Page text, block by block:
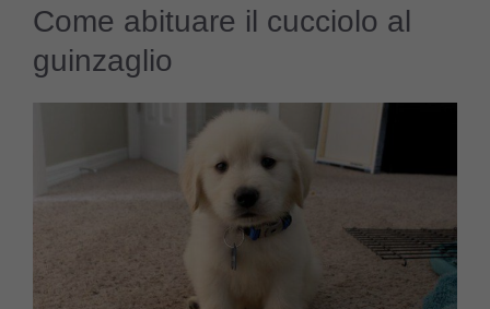
Come abituare il cucciolo al
guinzaglio